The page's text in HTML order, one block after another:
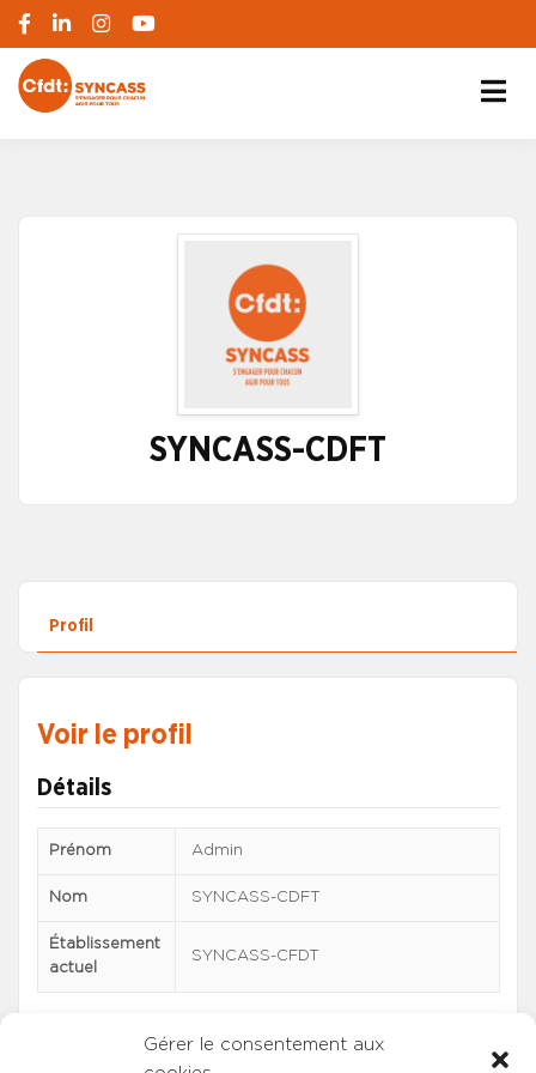
Gérer le consentement aux
SYNCASS-CDFT
Profil
Voir le profil
Détails
Prénom Admin
Nom SYNCASS-CDFT
Établissement
actuel
SYNCASS-CFDT